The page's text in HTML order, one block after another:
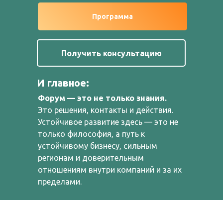
Программа
И главное:
Получить консультацию
Форум — это не только знания.
Это решения, контакты и действия.
Устойчивое развитие здесь — это не
только философия, а путь к
устойчивому бизнесу, сильным
регионам и доверительным
отношениям внутри компаний и за их
пределами.